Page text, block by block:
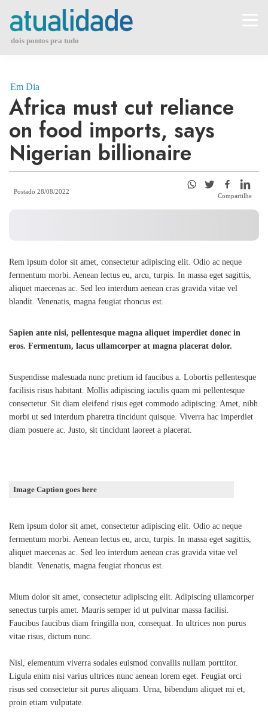
contentdois pontos pra tudo
Em Dia
Africa must cut reliance
on food imports, says
Nigerian billionaire
Postado 28/08/2022
Compartilhe
Rem ipsum dolor sit amet, consectetur adipiscing elit. Odio ac neque
fermentum morbi. Aenean lectus eu, arcu, turpis. In massa eget sagittis,
aliquet maecenas ac. Sed leo interdum aenean cras gravida vitae vel
blandit. Venenatis, magna feugiat rhoncus est.
Sapien ante nisi, pellentesque magna aliquet imperdiet donec in
eros. Fermentum, lacus ullamcorper at magna placerat dolor.
Suspendisse malesuada nunc pretium id faucibus a. Lobortis pellentesque
facilisis risus habitant. Mollis adipiscing iaculis quam mi pellentesque
consectetur. Sit diam eleifend risus eget commodo adipiscing. Amet, nibh
morbi ut sed interdum pharetra tincidunt quisque. Viverra hac imperdiet
diam posuere ac. Justo, sit tincidunt laoreet a placerat.
Image Caption goes here
Rem ipsum dolor sit amet, consectetur adipiscing elit. Odio ac neque
fermentum morbi. Aenean lectus eu, arcu, turpis. In massa eget sagittis,
aliquet maecenas ac. Sed leo interdum aenean cras gravida vitae vel
blandit. Venenatis, magna feugiat rhoncus est.
Mium dolor sit amet, consectetur adipiscing elit. Adipiscing ullamcorper
senectus turpis amet. Mauris semper id ut pulvinar massa facilisi.
Faucibus faucibus diam fringilla non, consequat. In ultrices non purus
vitae risus, dictum nunc.
Nisl, elementum viverra sodales euismod convallis nullam porttitor.
Ligula enim nisi varius ultrices nunc aenean lorem eget. Feugiat orci
risus sed consectetur sit purus aliquam. Urna, bibendum aliquet mi et,
proin etiam vulputate.